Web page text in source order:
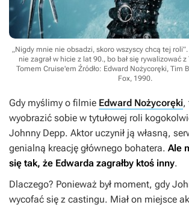
„Nigdy mnie nie obsadzi, skoro wszyscy chcą tej
nie zagrał w hicie z lat 90., bo bał się rywalizować
Tomem Cruise'em Źródło: Edward Nożycoręki, Tim
Fox, 1990.
Gdy myślimy o filmie Edward Nożycoręki,
wyobrazić sobie w tytułowej roli
Johnny Depp. Aktor uczynił ją własną,
genialną kreację głównego bohatera. Ale
się tak, że Edwarda zagrałby ktoś inny.
Dlaczego? Ponieważ był moment, gdy
wycofać się z castingu. Miał on miejsce